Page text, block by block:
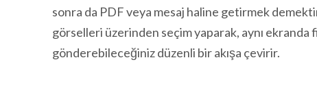
sonra da PDF veya mesaj haline getirmek
görselleri üzerinden seçim yaparak, aynı ekranda
gönderebileceğiniz düzenli bir akışa çevirir.